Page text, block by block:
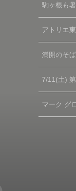
駒ヶ根も
アトリエ
満開のそ
7/11(土)
マーク グ